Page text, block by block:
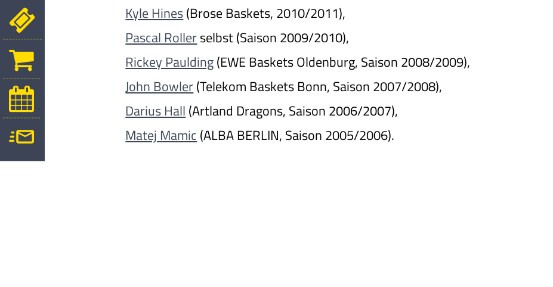
Kyle Hines(Brose Baskets, 2010/2011),
Pascal Rollerselbst (Saison 2009/2010),
Rickey Paulding(EWE Baskets Oldenburg, Saison 2008/2009),
John Bowler(Telekom Baskets Bonn, Saison 2007/2008),
Darius Hall (Artland Dragons, Saison 2006/2007),
Matej Mamic (ALBA BERLIN, Saison 2005/2006).